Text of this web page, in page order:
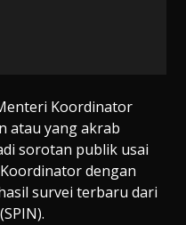
Koordinator
atau yang akrab
sorotan publik usai
dengan
survei terbaru dari